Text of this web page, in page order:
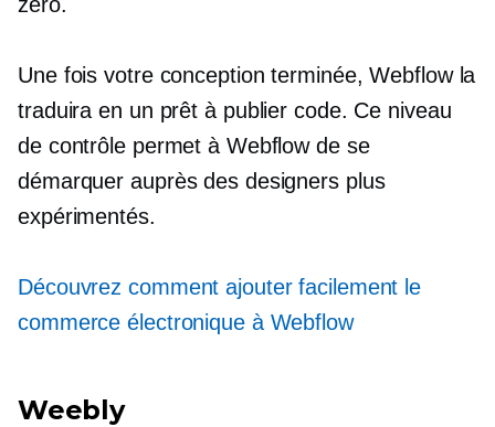
Une fois votre conception terminée, Webflow la
traduira en un prêt à publier code. Ce niveau
de contrôle permet à Webflow de se
démarquer auprès des designers plus
expérimentés.
Découvrez comment ajouter facilement le
commerce électronique à Webflow
Weebly